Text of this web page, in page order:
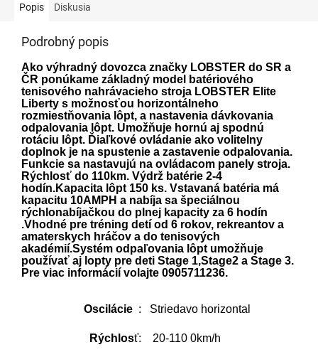
Popis Diskusia
Podrobný popis
Ako výhradný dovozca značky LOBSTER do SR a
ČR ponúkame základný model batériového
tenisového nahrávacieho stroja LOBSTER Elite
Liberty s možnosťou horizontálneho
rozmiestňovania lôpt, a nastavenia dávkovania
odpalovania lôpt. Umožňuje hornú aj spodnú
rotáciu lôpt. Ďiaľkové ovládanie ako volitelny
doplnok je na spustenie a zastavenie odpalovania.
Funkcie sa nastavujú na ovládacom panely stroja.
Rýchlosť do 110km. Výdrž batérie 2-4
hodín.Kapacita lôpt 150 ks. Vstavaná batéria má
kapacitu 10AMPH a nabíja sa špeciálnou
rýchlonabíjačkou do plnej kapacity za 6 hodín
.Vhodné pre tréning detí od 6 rokov, rekreantov a
amaterskych hráčov a do tenisových
akadémií.Systém odpaľovania lôpt umožňuje
používať aj lopty pre deti Stage 1,Stage2 a Stage 3.
Pre viac informácií volajte 0905711236.
Oscilácie : Striedavo horizontal
Rýchlosť: 20-110 0km/h